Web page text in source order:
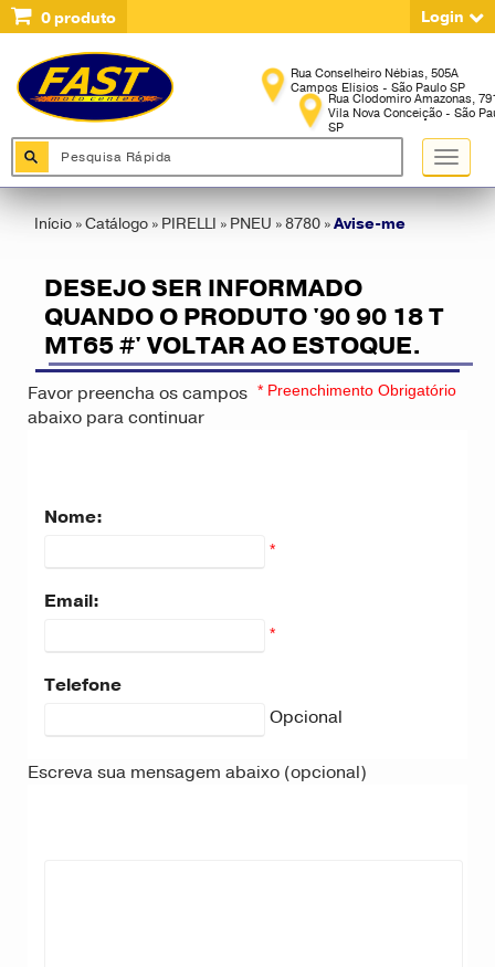
0produto Login
Início »Catálogo » PIRELLI » PNEU »8780 »Avise-me
DESEJO SER INFORMADO
QUANDO O PRODUTO '90 90 18 T
MT65 #' VOLTAR AO ESTOQUE.
* Preenchimento Obrigatório
Favor preencha os campos
abaixo para continuar
Nome:
*
Email:
*
Telefone
Opcional
Escreva sua mensagem abaixo (opcional)